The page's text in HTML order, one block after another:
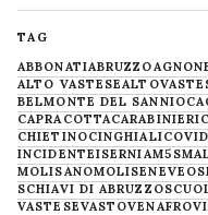
TAG
ABBONATIABRUZZO
ALTO VASTESE
BELMONTE DEL SANNIO
CAPRACOTTACARABINIERI
CHIETINOCINGHIALI
INCIDENTEISERNIAM5S
MOLISANOMOLISENEVE
SCHIAVI DI ABRUZZO
VASTESEVASTOVENAFRO